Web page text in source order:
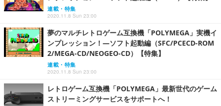
連載・特集
2020.11.8 Sun 23:00
夢のマルチレトロゲーム互換機「POLYMEGA」実機イ
ンプレッション！―ソフト起動編（SFC/PCECD-ROM
2/MEGA-CD/NEOGEO-CD）【特集】
連載・特集
2020.11.8 Sun 23:00
レトロゲーム互換機「POLYMEGA」最新世代のゲーム
ストリーミングサービスをサポートへ！